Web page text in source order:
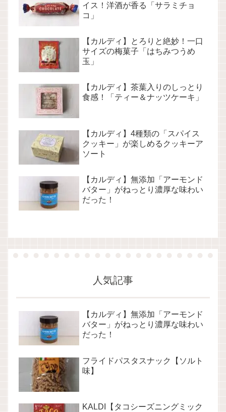
イス！洋酒が香る「サラミチョ
コ」
【カルディ】とろりと絶妙！一口
サイズの梅菓子「はちみつうめ
玉」
【カルディ】茶葉入りのしっとり
食感！「ティー＆ナッツケーキ」
【カルディ】4種類の「スパイス
クッキー」が楽しめるクッキーア
ソート
【カルディ】無添加「アーモンド
バター」がねっとり濃厚な味わい
だった！
人気記事
【カルディ】無添加「アーモンド
バター」がねっとり濃厚な味わい
だった！
フライドパスタスナック【ソルト
味】
KALDI【タコシーズニングミック